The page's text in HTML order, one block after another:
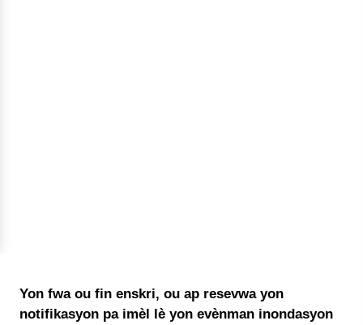
Yon fwa ou fin enskri, ou ap resevwa yon
notifikasyon pa imèl lè yon evènman inondasyon